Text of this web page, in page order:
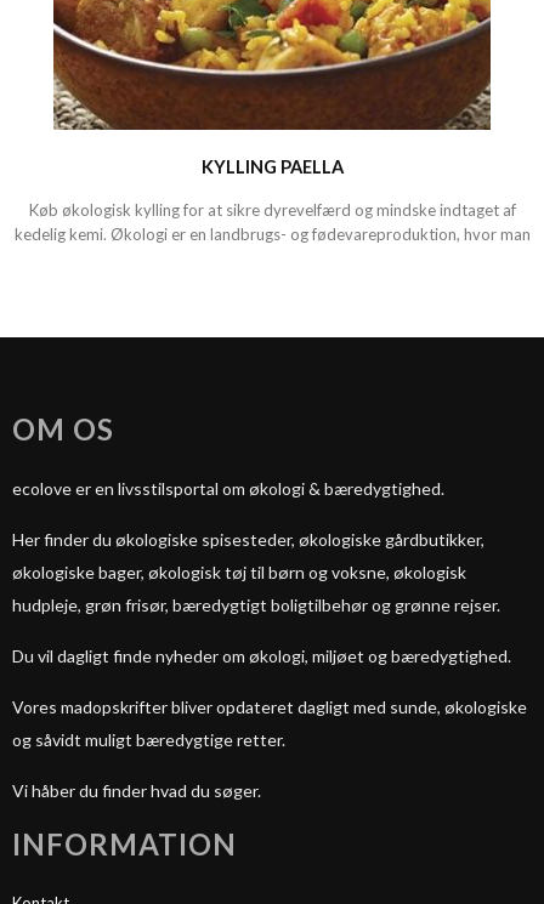
KYLLING PAELLA
Køb økologisk kylling for at sikre dyrevelfærd og mindske indtaget af
kedelig kemi. Økologi er en landbrugs- og fødevareproduktion, hvor man
OM OS
ecolove er en livsstilsportal om økologi & bæredygtighed.
Her finder du økologiske spisesteder, økologiske gårdbutikker,
økologiske bager, økologisk tøj til børn og voksne, økologisk
hudpleje, grøn frisør, bæredygtigt boligtilbehør og grønne rejser.
Du vil dagligt finde nyheder om økologi, miljøet og bæredygtighed.
Vores madopskrifter bliver opdateret dagligt med sunde, økologiske
og såvidt muligt bæredygtige retter.
Vi håber du finder hvad du søger.
INFORMATION